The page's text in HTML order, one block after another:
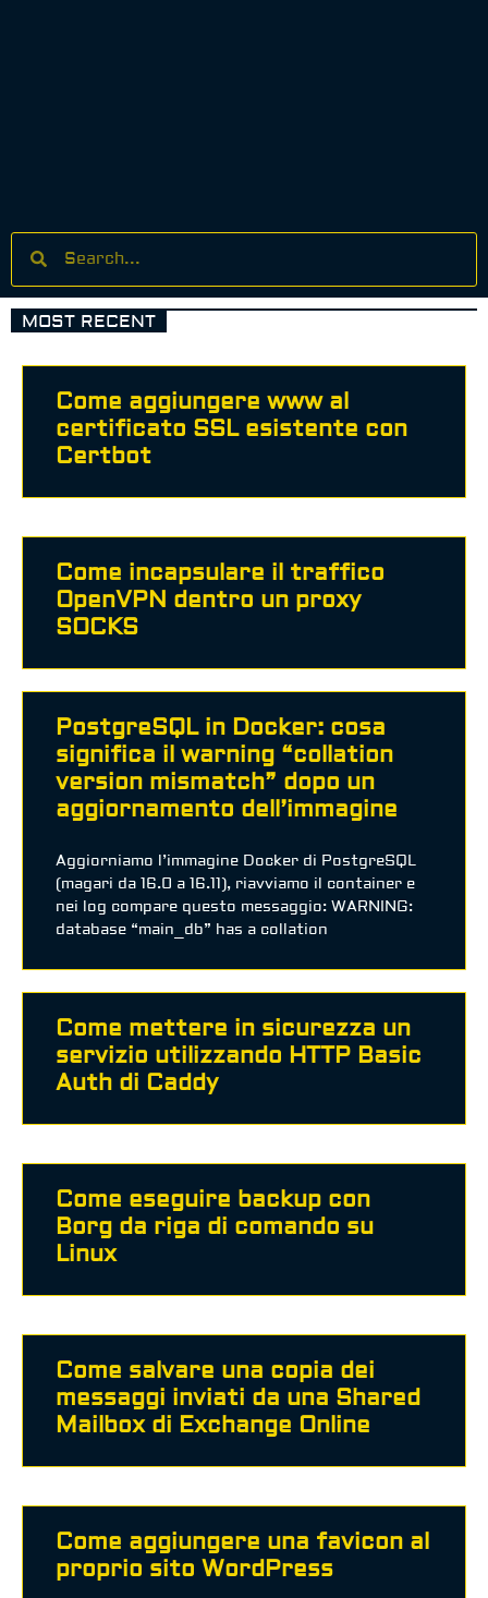
MOST RECENT
Come aggiungere www al
certificato SSL esistente con
Certbot
Come incapsulare il traffico
OpenVPN dentro un proxy
SOCKS
PostgreSQL in Docker: cosa
significa il warning “collation
version mismatch” dopo un
aggiornamento dell’immagine
Aggiorniamo l’immagine Docker di PostgreSQL
(magari da 16.0 a 16.11), riavviamo il container e
nei log compare questo messaggio: WARNING:
database “main_db” has a collation
Come mettere in sicurezza un
servizio utilizzando HTTP Basic
Auth di Caddy
Come eseguire backup con
Borg da riga di comando su
Linux
Come salvare una copia dei
messaggi inviati da una Shared
Mailbox di Exchange Online
Come aggiungere una favicon al
proprio sito WordPress